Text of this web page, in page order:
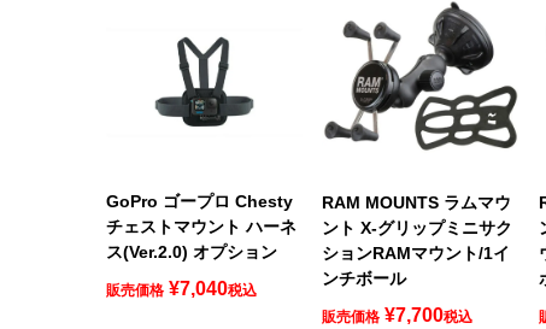
GoPro ゴープロ Chesty
チェストマウント ハーネ
ス(Ver.2.0) オプション
販売価格 ¥7,040税込
RAM MOUNTS ラムマウ
ント X-グリップミニサク
ションRAMマウント/1イ
ンチボール
販売価格 ¥7,700税込